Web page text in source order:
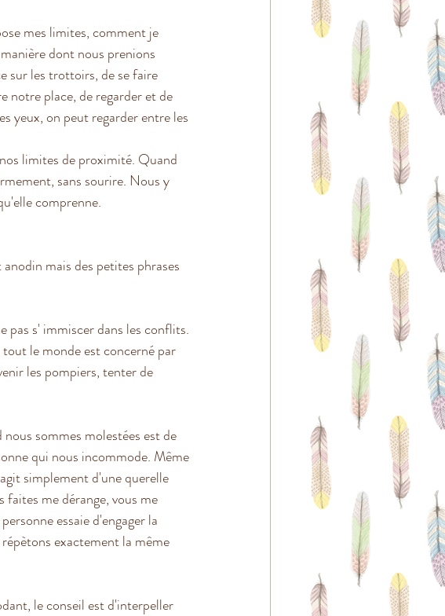
mes limites, comment je
dont nous prenions
sur les trottoirs, de se faire
notre place, de regarder et de
yeux, on peut regarder entre les
limites de proximité. Quand
sans sourire. Nous y
comprenne.
mais des petites phrases
pas s' immiscer dans les conflits.
le monde est concerné par
les pompiers, tenter de
sommes molestées est de
qui nous incommode. Même
simplement d'une querelle
faites me dérange, vous me
essaie d'engager la
répètons exactement la même
le conseil est d'interpeller